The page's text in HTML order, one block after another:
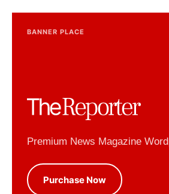
BANNER PLACE
Premium News Magazine
Purchase Now